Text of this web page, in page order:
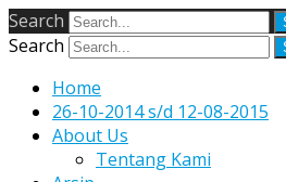
Search
Search
Home
26-10-2014 s/d 12-08-2015
About Us
Tentang Kami